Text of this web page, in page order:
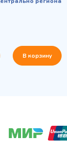
В корзину